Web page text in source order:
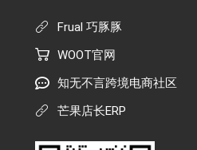
Frual 巧豚豚
WOOT官网
知无不言跨境电商社区
芒果店长ERP